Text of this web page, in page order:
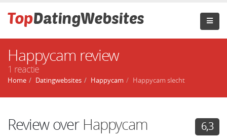
Happycam review
1 reactie
Home Datingwebsites Happycam Happycam slecht
Review over Happycam 6,3